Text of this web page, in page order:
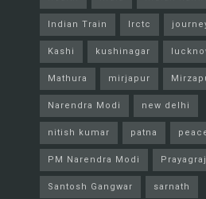
Indian Train Irctc
Kashi kushinagar
Mathura mirjapur
Narendra Modi new delhi
nitish kumar patna
PM Narendra Modi Prayagraj
Santosh Gangwar sarnath